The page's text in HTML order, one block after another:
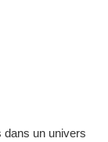
dans un univers